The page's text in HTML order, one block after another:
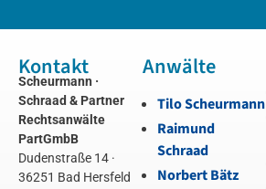
Kontakt
Scheurmann ·
Schraad & Partner
Rechtsanwälte
PartGmbB
Dudenstraße 14 ·
36251 Bad Hersfeld
Anwälte
Tilo Scheurmann
Raimund
Schraad
Norbert Bätz